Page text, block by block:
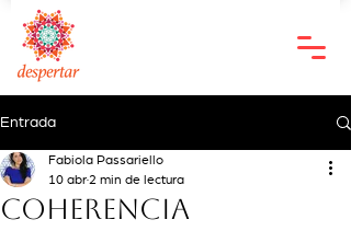
Entrada
Coherencia
Fabiola Passariello
10 abr 2 min de lectura